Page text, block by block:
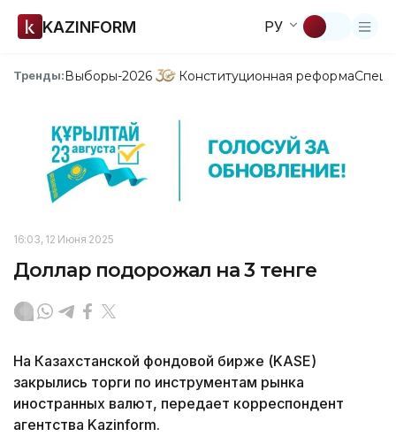
KAZINFORM РУ
Тренды:Выборы-2026 Конституционная реформа
16:03, 12 Июня 2025
Доллар подорожал на 3 тенге
На Казахстанской фондовой бирже (KASE)
закрылись торги по инструментам рынка
иностранных валют, передает корреспондент
агентства Kazinform.